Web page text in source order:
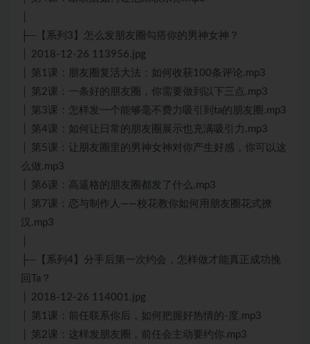
├─【系列3】怎么发朋友圈勾搭你的男神女神？
│ 2018-12-26 113956.jpg
│ 第1课：朋友圈复活大法：如何收获100条评论.mp3
│ 第2课：一条好的朋友圈，你需要做到以下三点.mp3
│ 第3课：怎样发一个能够毫不费力吸引到ta的朋友圈.mp3
│ 第4课：如何让日常的朋友圈展示也充满吸引力.mp3
│ 第5课：让朋友圈里的男神女神对你产生好感，你可以这
么做.mp3
│ 第6课：高逼格的朋友圈都发了什么.mp3
│ 第7课：恋与制作人——校花教你如何用朋友圈花式撩
汉.mp3
├─【系列4】分手后第一次约会，怎样做才能真正成功挽
回Ta？
│ 2018-12-26 114001.jpg
│ 第1课：前任联系你后，如何把握好热情的-度.mp3
│ 第2课：这样发朋友圈，前任会主动要约你.mp3